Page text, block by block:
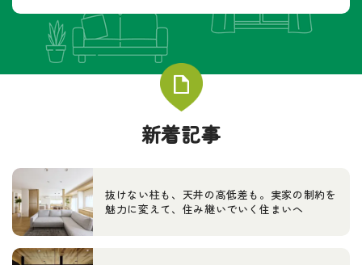
新着記事
抜けない柱も、天井の高低差も。実家の制約を
魅力に変えて、住み継いでいく住まいへ